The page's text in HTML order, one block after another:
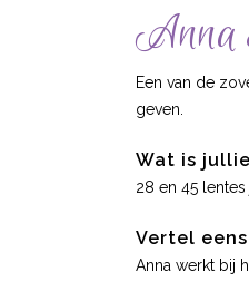
Anna
Een van de
geven.
Wat is
28 en 45 lentes
Vertel
Anna werkt bij